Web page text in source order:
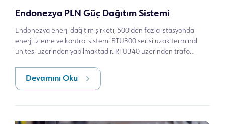
Endonezya PLN Güç Dağıtım Sistemi
Endonezya enerji dağıtım şirketi, 500'den fazla istasyonda
enerji izleme ve kontrol sistemi RTU300 serisi uzak terminal
ünitesi üzerinden yapılmaktadır. RTU340 üzerinden trafo
Devamını Oku